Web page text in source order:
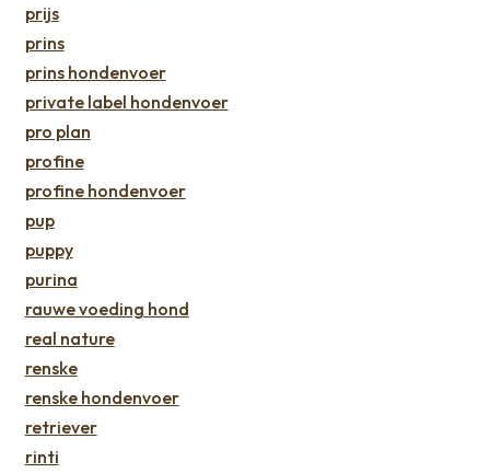
prijs
prins
prins hondenvoer
private label hondenvoer
pro plan
profine
profine hondenvoer
pup
puppy
purina
rauwe voeding hond
real nature
renske
renske hondenvoer
retriever
rinti